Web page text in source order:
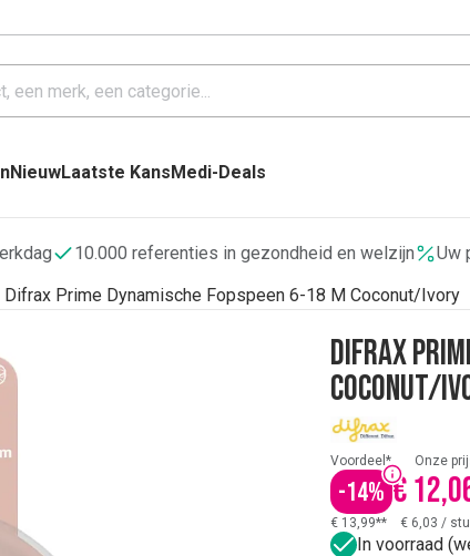
NieuwLaatste KansMedi-Deals
10.000 referenties in gezondheid en welzijn
Uw
Difrax Prime Dynamische Fopspeen 6-18 M Coconut/Ivory
Difrax
Coconut/
Voordeel*
-14%
Onze
€
€ 13,99** € 6,03 /
In voorraad